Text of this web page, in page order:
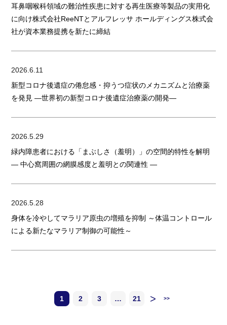
耳鼻咽喉科領域の難治性疾患に対する再生医療等製品の実用化
に向け株式会社ReeNTとアルフレッサ ホールディングス株式会
社が資本業務提携を新たに締結
2026.6.11
新型コロナ後遺症の倦怠感・抑うつ症状のメカニズムと治療薬
を発見 ―世界初の新型コロナ後遺症治療薬の開発―
2026.5.29
緑内障患者における「まぶしさ（羞明）」の空間的特性を解明
― 中心窩周囲の網膜感度と羞明との関連性 ―
2026.5.28
身体を冷やしてマラリア原虫の増殖を抑制 ～体温コントロール
による新たなマラリア制御の可能性～
1 2 3 … 21 > >>